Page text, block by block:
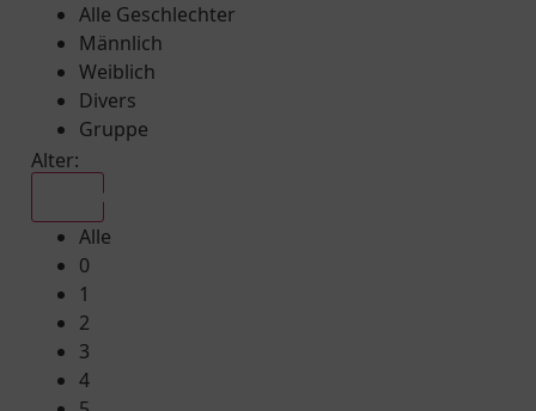
Alle Geschlechter
Männlich
Weiblich
Divers
Gruppe
Alter:
Alle
0
1
2
3
4